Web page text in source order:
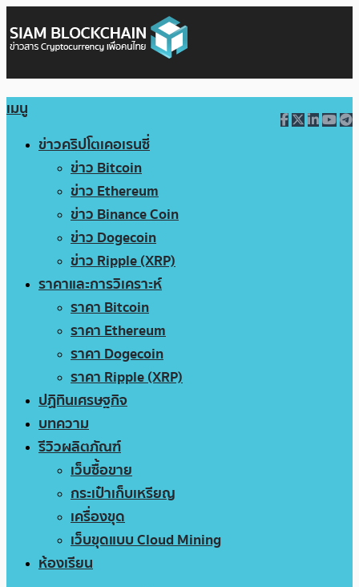
เมนู
ข่าวคริปโตเคอเรนซี่
ข่าว Bitcoin
ข่าว Ethereum
ข่าว Binance Coin
ข่าว Dogecoin
ข่าว Ripple (XRP)
ราคาและการวิเคราะห์
ราคา Bitcoin
ราคา Ethereum
ราคา Dogecoin
ราคา Ripple (XRP)
ปฏิทินเศรษฐกิจ
บทความ
รีวิวผลิตภัณฑ์
เว็บซื้อขาย
กระเป๋าเก็บเหรียญ
เครื่องขุด
เว็บขุดแบบ Cloud Mining
ห้องเรียน